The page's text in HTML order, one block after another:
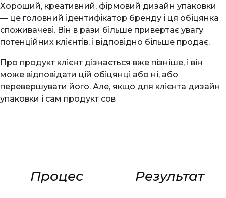
Хороший, креативний, фірмовий дизайн упаковки
— це головний ідентифікатор бренду і ця обіцянка
споживачеві. Він в рази більше привертає увагу
потенційних клієнтів, і відповідно більше продає.
Про продукт клієнт дізнається вже пізніше, і він
може відповідати цій обіцянці або ні, або
перевершувати його. Але, якщо для клієнта дизайн
упаковки і сам продукт сов
Процес Результат